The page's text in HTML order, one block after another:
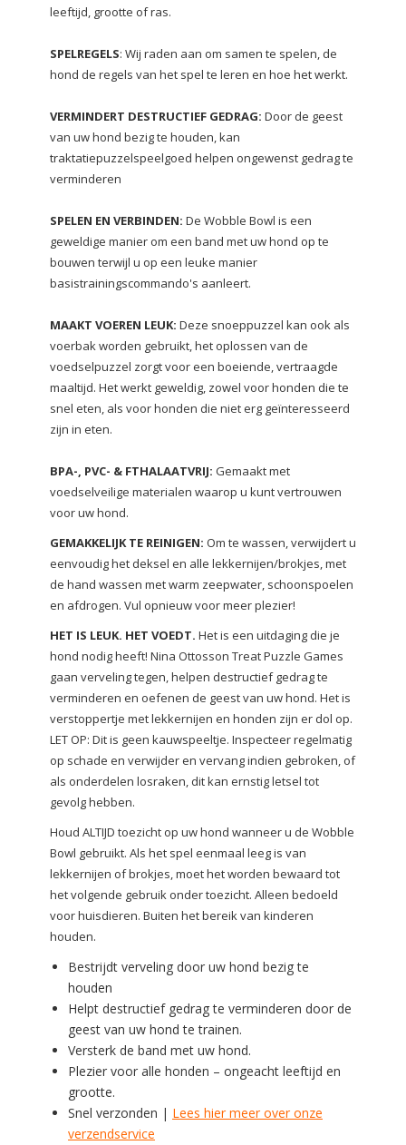
leeftijd, grootte of ras.
SPELREGELS: Wij raden aan om samen te spelen, de
hond de regels van het spel te leren en hoe het werkt.
VERMINDERT DESTRUCTIEF GEDRAG: Door de geest
van uw hond bezig te houden, kan
traktatiepuzzelspeelgoed helpen ongewenst gedrag te
verminderen
SPELEN EN VERBINDEN: De Wobble Bowl is een
geweldige manier om een band met uw hond op te
bouwen terwijl u op een leuke manier
basistrainingscommando's aanleert.
MAAKT VOEREN LEUK: Deze snoeppuzzel kan ook als
voerbak worden gebruikt, het oplossen van de
voedselpuzzel zorgt voor een boeiende, vertraagde
maaltijd. Het werkt geweldig, zowel voor honden die te
snel eten, als voor honden die niet erg geïnteresseerd
zijn in eten.
BPA-, PVC- & FTHALAATVRIJ: Gemaakt met
voedselveilige materialen waarop u kunt vertrouwen
voor uw hond.
GEMAKKELIJK TE REINIGEN: Om te wassen, verwijdert u
eenvoudig het deksel en alle lekkernijen/brokjes, met
de hand wassen met warm zeepwater, schoonspoelen
en afdrogen. Vul opnieuw voor meer plezier!
HET IS LEUK. HET VOEDT. Het is een uitdaging die je
hond nodig heeft! Nina Ottosson Treat Puzzle Games
gaan verveling tegen, helpen destructief gedrag te
verminderen en oefenen de geest van uw hond. Het is
verstoppertje met lekkernijen en honden zijn er dol op.
LET OP: Dit is geen kauwspeeltje. Inspecteer regelmatig
op schade en verwijder en vervang indien gebroken, of
als onderdelen losraken, dit kan ernstig letsel tot
gevolg hebben.
Houd ALTIJD toezicht op uw hond wanneer u de Wobble
Bowl gebruikt. Als het spel eenmaal leeg is van
lekkernijen of brokjes, moet het worden bewaard tot
het volgende gebruik onder toezicht. Alleen bedoeld
voor huisdieren. Buiten het bereik van kinderen
houden.
Bestrijdt verveling door uw hond bezig te
houden
Helpt destructief gedrag te verminderen door de
geest van uw hond te trainen.
Versterk de band met uw hond.
Plezier voor alle honden – ongeacht leeftijd en
grootte.
Snel verzonden | Lees hier meer over onze
verzendservice